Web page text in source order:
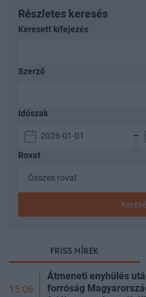
Részletes keresés
Keresett kifejezés
Szerző
Időszak
–
Rovat
FRISS HÍREK
15:06
Átmeneti enyhülés
forróság